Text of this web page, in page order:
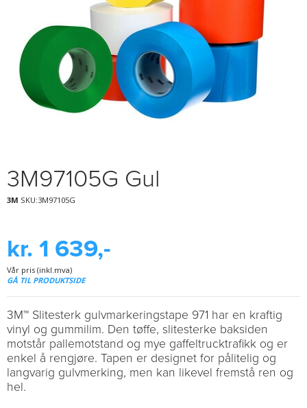
3M97105G Gul
3M SKU:3M97105G
kr. 1 639,-
Vår pris (inkl.mva)
GÅ TIL PRODUKTSIDE
3M™ Slitesterk gulvmarkeringstape 971 har en kraftig
vinyl og gummilim. Den tøffe, slitesterke baksiden
motstår pallemotstand og mye gaffeltrucktrafikk og er
enkel å rengjøre. Tapen er designet for pålitelig og
langvarig gulvmerking, men kan likevel fremstå ren og
hel.